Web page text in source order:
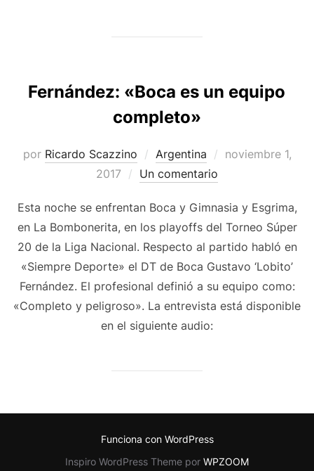
Fernández: «Boca es un equipo
completo»
por Ricardo Scazzino Argentina
Publicado
noviembre 1,
2017
Un comentario
Esta noche se enfrentan Boca y Gimnasia y Esgrima,
en La Bombonerita, en los playoffs del Torneo Súper
20 de la Liga Nacional. Respecto al partido habló en
«Siempre Deporte» el DT de Boca Gustavo ‘Lobito’
Fernández. El profesional definió a su equipo como:
«Completo y peligroso». La entrevista está disponible
en el siguiente audio:
Funciona con WordPress
Inspiro WordPress Theme por WPZOOM